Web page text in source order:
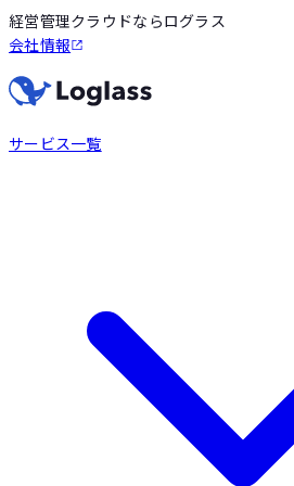
経営管理クラウドならログラス
会社情報
サービス一覧